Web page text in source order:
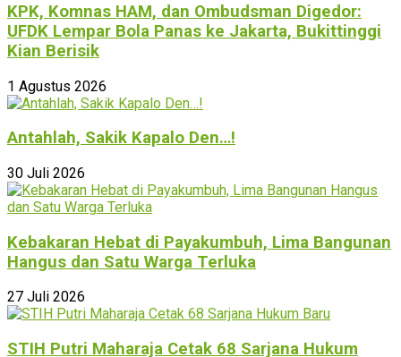
KPK, Komnas HAM, dan Ombudsman Digedor:
UFDK Lempar Bola Panas ke Jakarta, Bukittinggi
Kian Berisik
1 Agustus 2026
Antahlah, Sakik Kapalo Den…!
30 Juli 2026
Kebakaran Hebat di Payakumbuh, Lima Bangunan
Hangus dan Satu Warga Terluka
27 Juli 2026
STIH Putri Maharaja Cetak 68 Sarjana Hukum